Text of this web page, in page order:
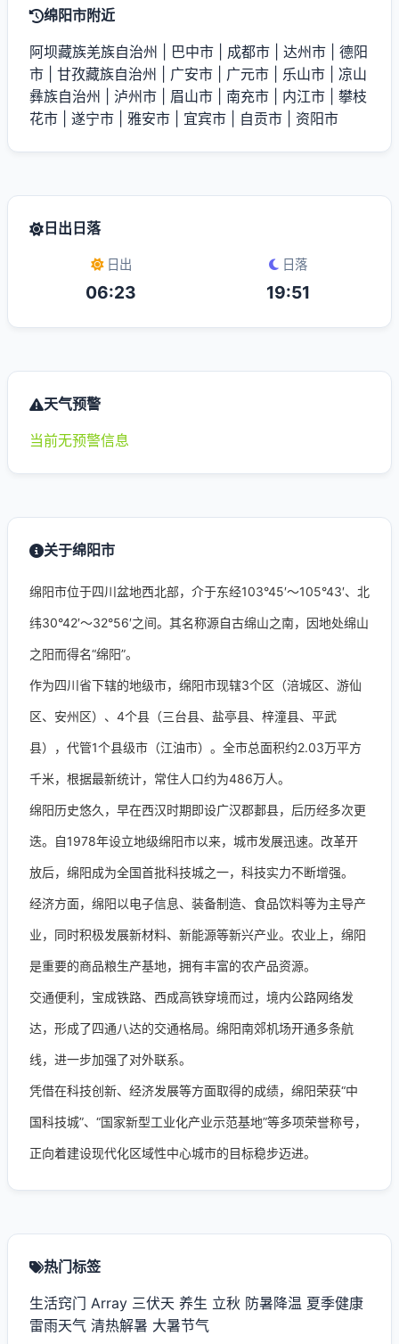
绵阳市附近
阿坝藏族羌族自治州 巴中市 成都市 达州市
德阳
市
甘孜藏族自治州 广安市 广元市 乐山市
凉山
彝族自治州
泸州市 眉山市 南充市 内江市
攀枝
花市
遂宁市 雅安市 宜宾市 自贡市 资阳市
日出日落
日出
06:23
日落
19:51
天气预警
当前无预警信息
关于绵阳市
绵阳市位于四川盆地西北部，介于东经103°45′～105°43′、北
纬30°42′～32°56′之间。其名称源自古绵山之南，因地处绵山
之阳而得名“绵阳”。
作为四川省下辖的地级市，绵阳市现辖3个区（涪城区、游仙
区、安州区）、4个县（三台县、盐亭县、梓潼县、平武
县），代管1个县级市（江油市）。全市总面积约2.03万平方
千米，根据最新统计，常住人口约为486万人。
绵阳历史悠久，早在西汉时期即设广汉郡郪县，后历经多次更
迭。自1978年设立地级绵阳市以来，城市发展迅速。改革开
放后，绵阳成为全国首批科技城之一，科技实力不断增强。
经济方面，绵阳以电子信息、装备制造、食品饮料等为主导产
业，同时积极发展新材料、新能源等新兴产业。农业上，绵阳
是重要的商品粮生产基地，拥有丰富的农产品资源。
交通便利，宝成铁路、西成高铁穿境而过，境内公路网络发
达，形成了四通八达的交通格局。绵阳南郊机场开通多条航
线，进一步加强了对外联系。
凭借在科技创新、经济发展等方面取得的成绩，绵阳荣获“中
国科技城”、“国家新型工业化产业示范基地”等多项荣誉称号，
正向着建设现代化区域性中心城市的目标稳步迈进。
热门标签
生活窍门 Array 三伏天 养生 立秋 防暑降温 夏季健康
雷雨天气 清热解暑 大暑节气